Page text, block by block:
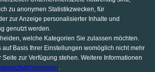
zu anonymen Statistikzwecken, für
zur Anzeige personalisierter Inhalte und
genutzt werden.
welche Kategorien Sie zulassen möchten.
auf Basis Ihrer Einstellungen womöglich nicht mehr
zur Verfügung stehen. Weitere Informationen
.